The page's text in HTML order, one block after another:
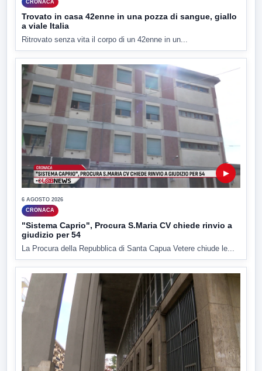
CRONACA
Trovato in casa 42enne in una pozza di sangue, giallo
a viale Italia
Ritrovato senza vita il corpo di un 42enne in un...
▶
6 AGOSTO 2026
CRONACA
"Sistema Caprio", Procura S.Maria CV chiede rinvio a
giudizio per 54
La Procura della Repubblica di Santa Capua Vetere chiude le...